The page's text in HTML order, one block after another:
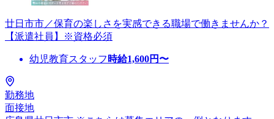
廿日市市／保育の楽しさを実感できる職場で働きませんか？
【派遣社員】※資格必須
幼児教育スタッフ 時給1,600円〜
勤務地
面接地